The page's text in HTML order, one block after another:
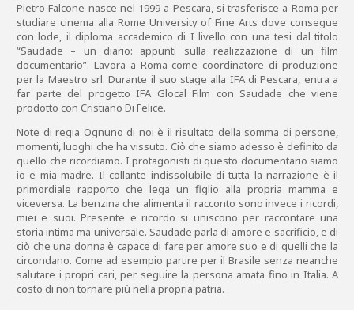
Pietro Falcone nasce nel 1999 a Pescara, si trasferisce a Roma per
studiare cinema alla Rome University of Fine Arts dove consegue
con lode, il diploma accademico di I livello con una tesi dal titolo
“Saudade – un diario: appunti sulla realizzazione di un film
documentario”. Lavora a Roma come coordinatore di produzione
per la Maestro srl. Durante il suo stage alla IFA di Pescara, entra a
far parte del progetto IFA Glocal Film con Saudade che viene
prodotto con Cristiano Di Felice.
Note di regia Ognuno di noi è il risultato della somma di persone,
momenti, luoghi che ha vissuto. Ciò che siamo adesso è definito da
quello che ricordiamo. I protagonisti di questo documentario siamo
io e mia madre. Il collante indissolubile di tutta la narrazione è il
primordiale rapporto che lega un figlio alla propria mamma e
viceversa. La benzina che alimenta il racconto sono invece i ricordi,
miei e suoi. Presente e ricordo si uniscono per raccontare una
storia intima ma universale. Saudade parla di amore e sacrificio, e di
ciò che una donna è capace di fare per amore suo e di quelli che la
circondano. Come ad esempio partire per il Brasile senza neanche
salutare i propri cari, per seguire la persona amata fino in Italia. A
costo di non tornare più nella propria patria.